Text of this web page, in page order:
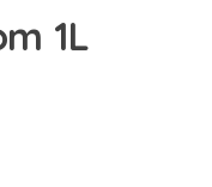
1L